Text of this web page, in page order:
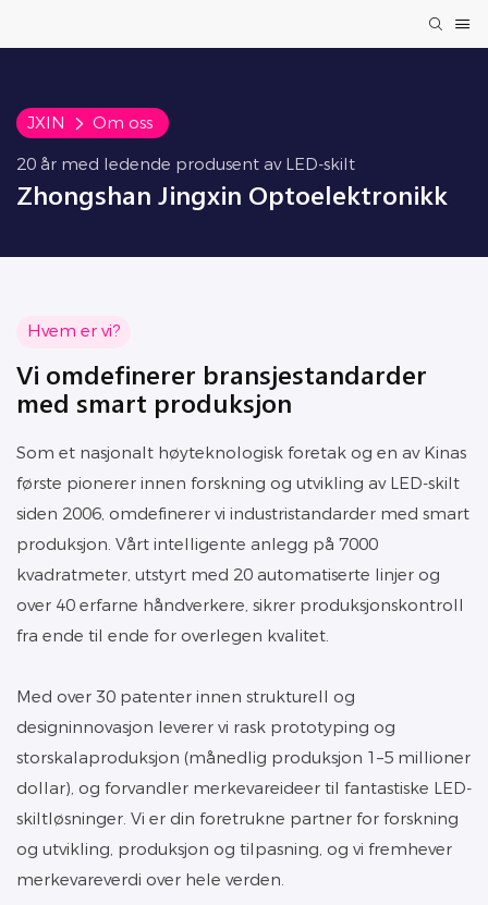
JXIN
Om oss
20 år med ledende produsent av LED-skilt
Zhongshan Jingxin Optoelektronikk
Hvem er vi?
Vi omdefinerer bransjestandarder
med smart produksjon
Som et nasjonalt høyteknologisk foretak og en av Kinas
første pionerer innen forskning og utvikling av LED-skilt
siden 2006, omdefinerer vi industristandarder med smart
produksjon. Vårt intelligente anlegg på 7000
kvadratmeter, utstyrt med 20 automatiserte linjer og
over 40 erfarne håndverkere, sikrer produksjonskontroll
fra ende til ende for overlegen kvalitet.
Med over 30 patenter innen strukturell og
designinnovasjon leverer vi rask prototyping og
storskalaproduksjon (månedlig produksjon 1–5 millioner
dollar), og forvandler merkevareideer til fantastiske LED-
skiltløsninger. Vi er din foretrukne partner for forskning
og utvikling, produksjon og tilpasning, og vi fremhever
merkevareverdi over hele verden.